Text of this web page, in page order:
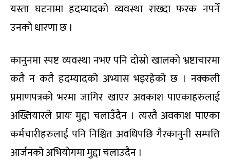
यस्ता घटनामा हदम्यादको व्यवस्था राख्दा फरक नपर्ने
उनको धारणा छ ।
कानुनमा स्पष्ट व्यवस्था नभए पनि दोस्रो खालको भ्रष्टाचारमा
कतै न कतै हदम्यादको अभ्यास भइरहेको छ । नक्कली
प्रमाणपत्रको भरमा जागिर खाएर अवकाश पाएकाहरुलाई
अख्तियारले प्रायः मुद्दा चलाउँदैन । त्यस्तै अवकाश पाएका
कर्मचारीहरुलाई पनि निश्चित अवधिपछि गैरकानुनी सम्पत्ति
आर्जनको अभियोगमा मुद्दा चलाउदैन ।